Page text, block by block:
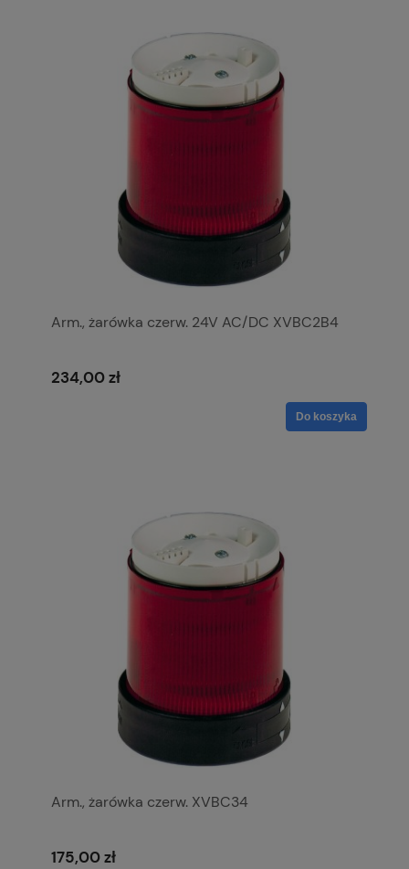
Arm., żarówka czerw. 24V AC/DC XVBC2B4
234,00 zł
Do koszyka
Arm., żarówka czerw. XVBC34
175,00 zł